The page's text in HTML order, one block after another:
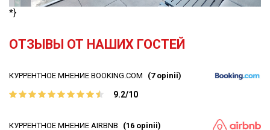
*}
OТЗЫВЫ ОТ НАШИХ ГОСТЕЙ
КУРРЕНТНОЕ МНЕНИЕ BOOKING.COM (7 opinii)
9.2/10
КУРРЕНТНОЕ МНЕНИЕ AIRBNB (16 opinii)